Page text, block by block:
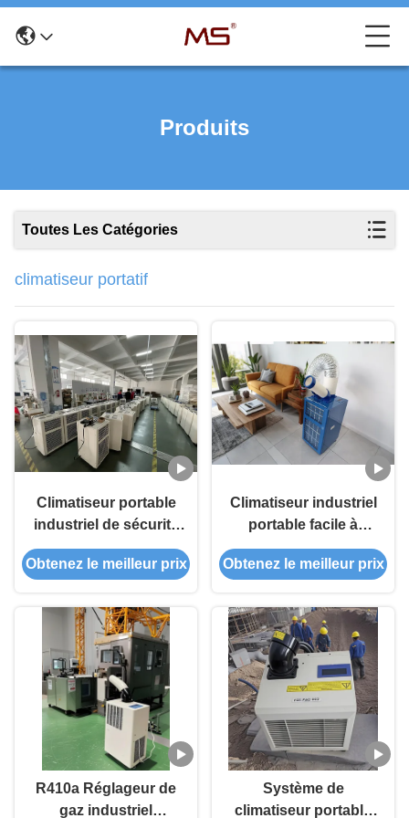
Produits
Toutes Les Catégories
climatiseur portatif
Climatiseur portable
industriel de sécurité
résistant à la
température
Obtenez le meilleur prix
Climatiseur industriel
portable facile à
déplacer, petit, pour le
revêtement en
Obtenez le meilleur prix
R410a Réglageur de
gaz industriel
Système de
climatiseur portable